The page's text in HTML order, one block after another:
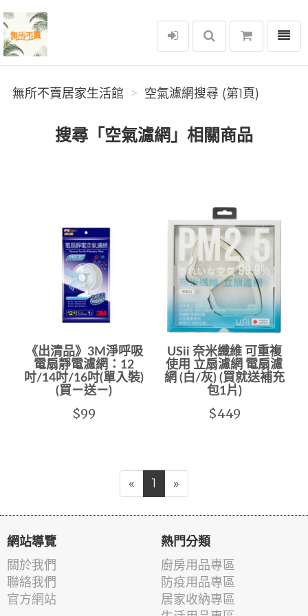
無所不賣居家生活館
選單
無所不賣居家生活館 空氣濾網搜尋 (第1頁)
搜尋「空氣濾網」相關商品
《出清品》3M淨呼吸
電扇靜電濾網：12
吋/14吋/16吋(單入裝)
(買ㄧ送ㄧ)
$99
USii 奈米纖維 可重複
使用 立扇濾網 電扇濾
網 (白/灰) (買就送補充
包1片)
$449
« 1 »
網站導覽
關於我們
聯絡我們
官方網站
熱門分類
廚房用品專區
防疫用品專區
居家收納專區